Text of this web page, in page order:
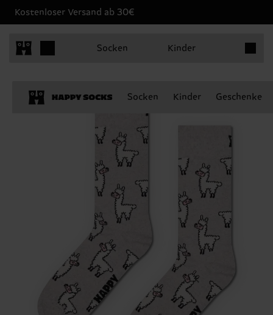
Kostenloser Versand ab 30€
Socken Kinder
Socken Kinder Geschenke